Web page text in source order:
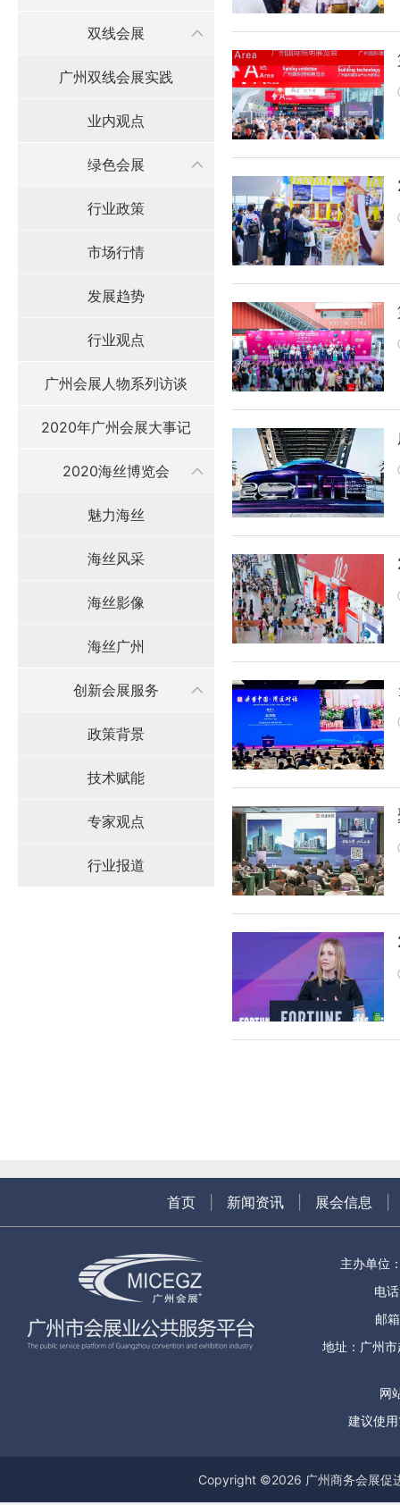
双线会展
广州双线会展实践
业内观点
绿色会展
行业政策
市场行情
发展趋势
行业观点
广州会展人物系列访谈
2020年广州会展大事记
2020海丝博览会
魅力海丝
海丝风采
海丝影像
海丝广州
创新会展服务
政策背景
技术赋能
专家观点
行业报道
首页 新闻资讯 展会信息
主办单位
电
邮
地址：广州
网
建议使
Copyright ©2026 广州商务会展